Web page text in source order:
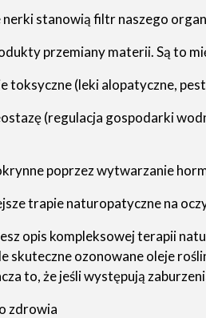
nerki stanowią filtr naszego
przemiany materii. Są to
toksyczne (leki alopatyczne,
(regulacja gospodarki
poprzez wytwarzanie
trapie naturopatyczne na
opis kompleksowej terapii
skuteczne ozonowane oleje
to, że jeśli występują
zdrowia